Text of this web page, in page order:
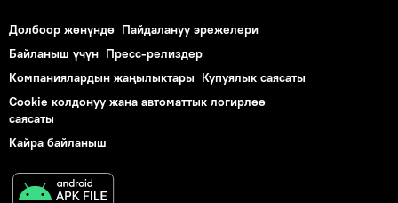
Долбоор жөнүндө Пайдалануу эрежелери
Байланыш үчүн Пресс-релиздер
Компаниялардын жаңылыктары Купуялык саясаты
Cookie колдонуу жана автоматтык логирлөө
саясаты
Кайра байланыш